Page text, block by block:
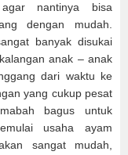
nantinya bisa
dengan mudah.
banyak disukai
anak – anak
dari waktu ke
yang cukup pesat
bagus untuk
usaha ayam
sangat mudah,